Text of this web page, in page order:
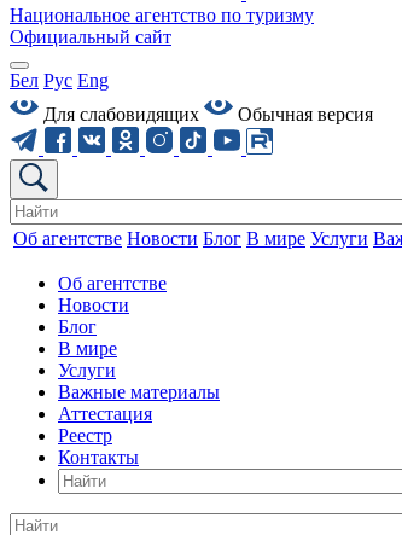
Национальное агентство по туризму
Официальный сайт
Бел Рус Eng
Для слабовидящих
Обычная версия
Об агентстве Новости Блог В мире Услуги
Об агентстве
Новости
Блог
В мире
Услуги
Важные материалы
Аттестация
Реестр
Контакты